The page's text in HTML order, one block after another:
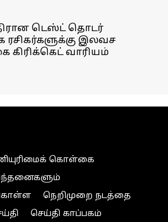
டெஸ்ட் தொடர்
ரசிகர்களுக்கு இலவச
வாரியம்
கொள்கை
நெறிமுறை நடத்தை
செய்தி காப்பகம்